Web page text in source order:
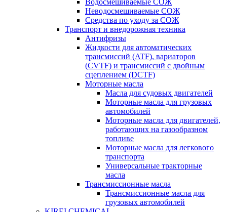
Водосмешиваемые СОЖ
Неводосмешиваемые СОЖ
Средства по уходу за СОЖ
Транспорт и внедорожная техника
Антифризы
Жидкости для автоматических
трансмиссий (ATF), вариаторов
(CVTF) и трансмиссий с двойным
сцеплением (DCTF)
Моторные масла
Масла для судовых двигателей
Моторные масла для грузовых
автомобилей
Моторные масла для двигателей,
работающих на газообразном
топливе
Моторные масла для легкового
транспорта
Универсальные тракторные
масла
Трансмиссионные масла
Трансмиссионные масла для
грузовых автомобилей